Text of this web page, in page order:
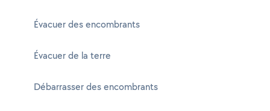
Évacuer des encombrants
Évacuer de la terre
Débarrasser des encombrants